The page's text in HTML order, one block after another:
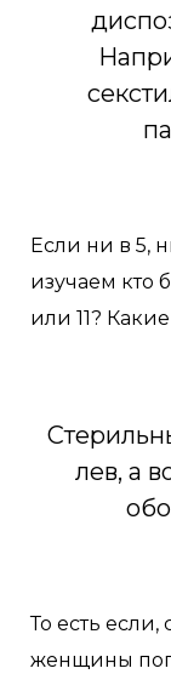
Если ни в 5,
изучаем кто
или 11?
лев, а
То есть если,
женщины